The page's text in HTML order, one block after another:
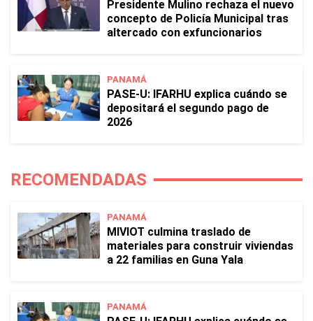
Presidente Mulino rechaza el nuevo
concepto de Policía Municipal tras
altercado con exfuncionarios
PANAMÁ
PASE-U: IFARHU explica cuándo se
depositará el segundo pago de
2026
RECOMENDADAS
PANAMÁ
MIVIOT culmina traslado de
materiales para construir viviendas
a 22 familias en Guna Yala
PANAMÁ